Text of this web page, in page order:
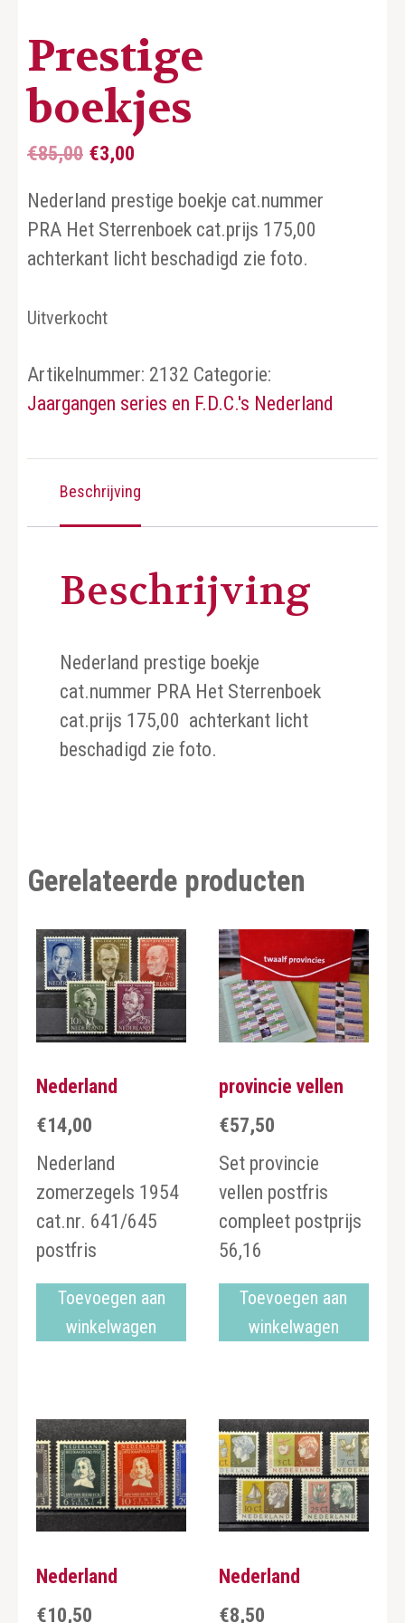
Prestige
boekjes
€85,00 Oorspronkelijke
was:
€85,00.
€3,00
is:
€3,00.
Nederland prestige boekje cat.nummer
PRA Het Sterrenboek cat.prijs 175,00
achterkant licht beschadigd zie foto.
Uitverkocht
Artikelnummer: 2132 Categorie:
Jaargangen series en F.D.C.'s Nederland
Beschrijving
Beschrijving
Nederland prestige boekje
cat.nummer PRA Het Sterrenboek
cat.prijs 175,00 achterkant licht
beschadigd zie foto.
Gerelateerde producten
Nederland
€14,00
Nederland
zomerzegels 1954
cat.nr. 641/645
postfris
Toevoegen aan
winkelwagen
provincie vellen
€57,50
Set provincie
vellen postfris
compleet postprijs
56,16
Toevoegen aan
winkelwagen
Nederland
€10,50
Nederland
€8,50